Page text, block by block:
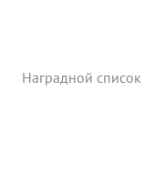
Наградной список